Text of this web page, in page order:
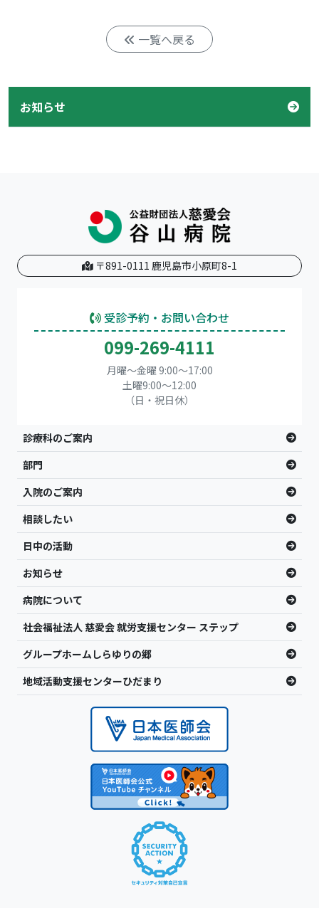
一覧へ戻る
お知らせ
〒891-0111 鹿児島市小原町8-1
受診予約・お問い合わせ
099-269-4111
月曜～金曜 9:00～17:00
土曜9:00〜12:00
（日・祝日休）
診療科のご案内
部門
入院のご案内
相談したい
日中の活動
お知らせ
病院について
社会福祉法人 慈愛会 就労支援センター ステップ
グループホームしらゆりの郷
地域活動支援センターひだまり